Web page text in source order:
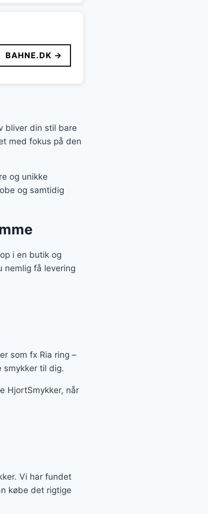
BAHNE.DK →
bliver din stil bare
med fokus på den
og unikke
og samtidig
i en butik og
nemlig få levering
som fx Ria ring –
smykker til dig.
HjortSmykker, når
Vi har fundet
købe det rigtige